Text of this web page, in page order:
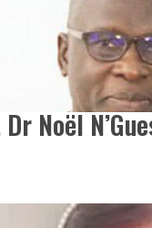
Noël